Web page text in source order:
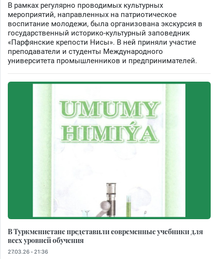
В рамках регулярно проводимых культурных
мероприятий, направленных на патриотическое
воспитание молодежи, была организована экскурсия в
государственный историко-культурный заповедник
«Парфянские крепости Нисы». В ней приняли участие
преподаватели и студенты Международного
университета промышленников и предпринимателей.
В Туркменистане представили современные учебники для
всех уровней обучения
27.03.26 - 21:36